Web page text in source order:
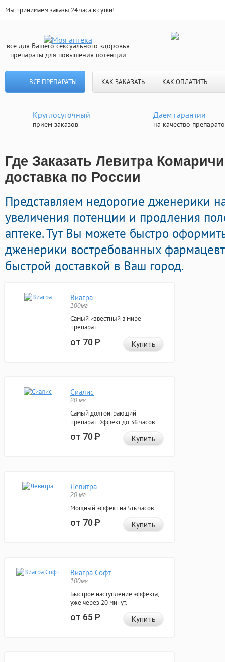
Мы принимаем заказы 24 часа в сутки!
все для Вашего сексуального здоровья
препараты для повышения потенции
ВСЕ ПРЕПАРАТЫ КАК ЗАКАЗАТЬ КАК ОПЛАТИТЬ
Круглосуточный
прием заказов
Даем гарантии
на качество
Где Заказать Левитра
доставка по России
Представляем недорогие дженерики
увеличения потенции и продления
аптеке. Тут Вы можете быстро
дженерики востребованных
быстрой доставкой в Ваш город.
Виагра
100мг
Самый известный в мире
препарат
от 70Р Купить
Сиалис
20 мг
Самый долгоиграющий
препарат. Эффект до 36 часов.
от 70Р Купить
Левитра
20 мг
Мощный эффект на 5ть часов.
от 70Р Купить
Виагра Софт
100мг
Быстрое наступление эффекта,
уже через 20 минут.
от 65Р Купить